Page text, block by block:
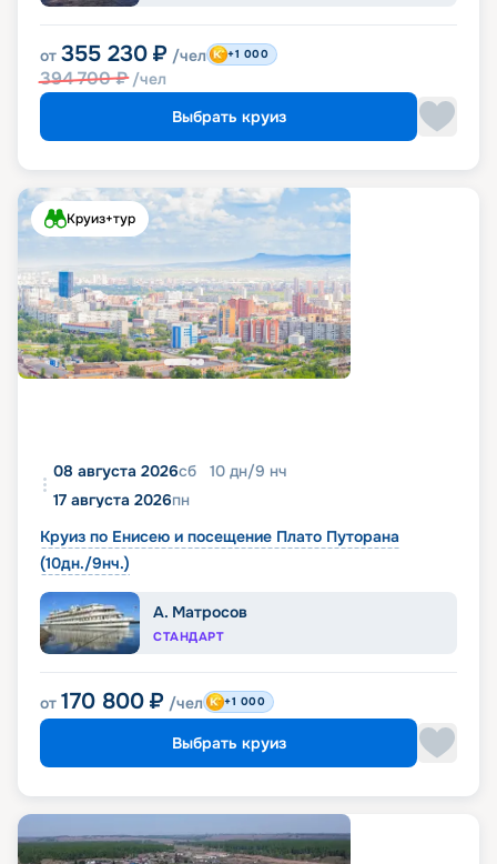
от 355 230 ₽ /чел
394 700₽ /чел
+1 000
Выбрать круиз
Круиз+тур
08 августа 2026сб 10 дн/9 нч
17 августа 2026пн
Круиз по Енисею и посещение Плато Путорана
(10дн./9нч.)
А. Матросов
СТАНДАРТ
от 170 800 ₽ /чел +1 000
Выбрать круиз